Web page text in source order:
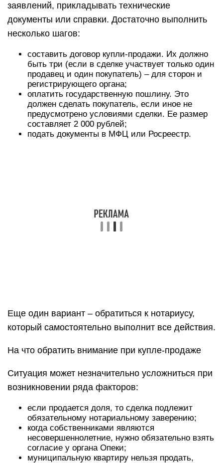
заявлений, прикладывать технические
документы или справки. Достаточно выполнить
несколько шагов:
составить договор купли-продажи. Их должно
быть три (если в сделке участвует только один
продавец и один покупатель) – для сторон и
регистрирующего органа;
оплатить государственную пошлину. Это
должен сделать покупатель, если иное не
предусмотрено условиями сделки. Ее размер
составляет 2 000 рублей;
подать документы в МФЦ или Росреестр.
Еще один вариант – обратиться к нотариусу,
который самостоятельно выполнит все действия.
На что обратить внимание при купле-продаже
Ситуация может незначительно усложниться при
возникновении ряда факторов:
если продается доля, то сделка подлежит
обязательному нотариальному заверению;
когда собственниками являются
несовершеннолетние, нужно обязательно взять
согласие у органа Опеки;
муниципальную квартиру нельзя продать,